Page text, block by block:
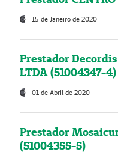
15 de Janeiro de 2020
Prestador
LTDA (51004347-4)
01 de Abril de 2020
Prestador
(51004355-5)